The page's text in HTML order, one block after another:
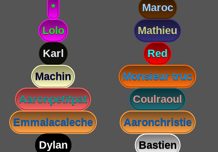
*
Maroc
Lolo
Mathieu
Karl
Red
Machin
Monsieur truc
Aaronpetitpat
Coulraoul
Emmalacaleche
Aaronchristie
Dylan
Bastien